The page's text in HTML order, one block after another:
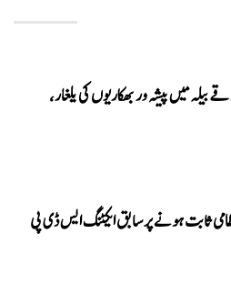
بیلہ میں پیشہ ور بھکاریوں کی یلغار،
ثابت ہونے پر سابق ایکٹنگ ایس ڈی پی